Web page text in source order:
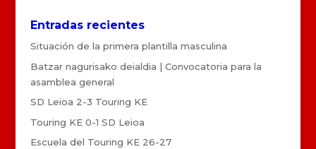
Entradas recientes
Situación de la primera plantilla masculina
Batzar nagurisako deialdia | Convocatoria para la
asamblea general
SD Leioa 2-3 Touring KE
Touring KE 0-1 SD Leioa
Escuela del Touring KE 26-27